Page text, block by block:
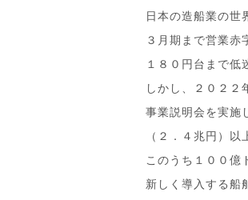
日本の造船業の世
３月期まで営業赤
１８０円台まで低
しかし、２０２２
事業説明会を実施
（２．４兆円）以
このうち１００億
新しく導入する船